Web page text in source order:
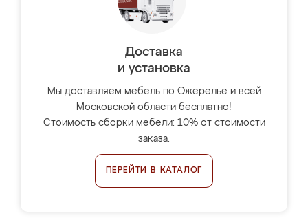
Доставка
и установка
Мы доставляем мебель по Ожерелье и всей
Московской области бесплатно!
Стоимость сборки мебели: 10% от стоимости
заказа.
ПЕРЕЙТИ В КАТАЛОГ